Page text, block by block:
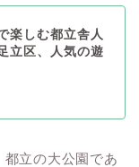
楽しむ都立舎人
立区、人気の遊
立の大公園であ